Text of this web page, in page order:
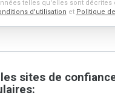
telles qu'elles sont décrites
d'utilisation et Politique
sites de